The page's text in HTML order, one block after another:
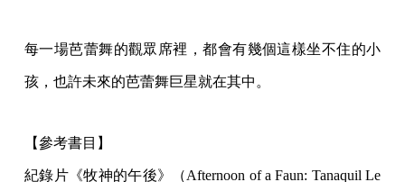
每一場芭蕾舞的觀眾席裡，都會有幾個這樣坐不住的小
孩，也許未來的芭蕾舞巨星就在其中。
【參考書目】
紀錄片《牧神的午後》（Afternoon of a Faun: Tanaquil Le